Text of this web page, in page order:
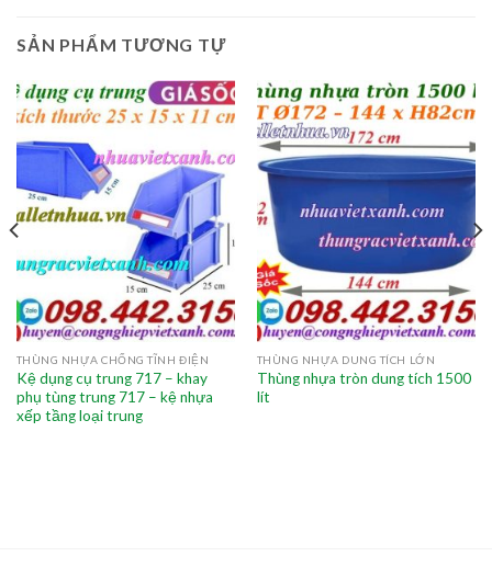
SẢN PHẨM TƯƠNG TỰ
THÙNG NHỰA CHỐNG TĨNH ĐIỆN
Kệ dụng cụ trung 717 – khay
phụ tùng trung 717 – kệ nhựa
xếp tầng loại trung
THÙNG NHỰA DUNG TÍCH LỚN
Thùng nhựa tròn dung tích 1500
lít